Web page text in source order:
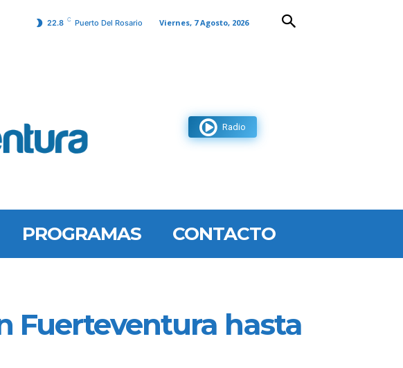
22.8 C Puerto Del Rosario Viernes, 7 Agosto, 2026
Radio
PROGRAMAS CONTACTO
Fuerteventura hasta